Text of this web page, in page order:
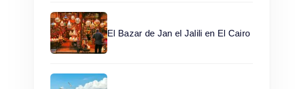
El Bazar de Jan el Jalili en El Cairo